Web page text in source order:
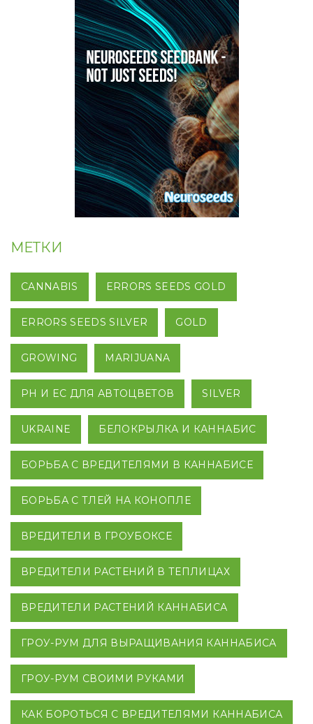
МЕТКИ
CANNABIS ERRORS SEEDS GOLD
ERRORS SEEDS SILVER GOLD
GROWING MARIJUANA
PH И EC ДЛЯ АВТОЦВЕТОВ SILVER
UKRAINE БЕЛОКРЫЛКА И КАННАБИС
БОРЬБА С ВРЕДИТЕЛЯМИ В КАННАБИСЕ
БОРЬБА С ТЛЕЙ НА КОНОПЛЕ
ВРЕДИТЕЛИ В ГРОУБОКСЕ
ВРЕДИТЕЛИ РАСТЕНИЙ В ТЕПЛИЦАХ
ВРЕДИТЕЛИ РАСТЕНИЙ КАННАБИСА
ГРОУ-РУМ ДЛЯ ВЫРАЩИВАНИЯ КАННАБИСА
ГРОУ-РУМ СВОИМИ РУКАМИ
КАК БОРОТЬСЯ С ВРЕДИТЕЛЯМИ КАННАБИСА